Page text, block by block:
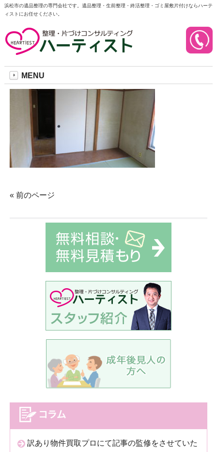
浜松市の遺品整理の専門会社です。遺品整理・生前整理・終活整理・ゴミ屋敷片付けならハーテ
ィストにお任せください。
MENU
IMG_0432
2018/03/05
« 前のページ
訳あり物件買取プロにて記事の監修をさせていた